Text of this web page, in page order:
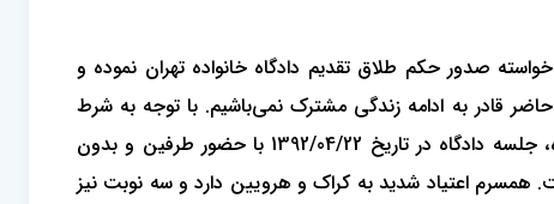
فرزند اسداله به خواسته صدور حکم طلاق تقدیم دادگاه خانواده تهران نموده و
قادر به ادامه زندگی مشترک نمی‌باشیم. با توجه به شرط
ضمن عقد و قاعده عسر و حرج تقاضای صدور حکم طلاق دارم.» پرونده برای رسیدگی به شعبه 235 دادگاه خانواده ارجاع شده، جلسه دادگاه در تاریخ 1392/04/22 با حضور طرفین و بدون
که ثمره آن یک دختر پنج ساله است. همسرم اعتیاد شدید به کراک و هرویین دارد و سه نوبت نیز